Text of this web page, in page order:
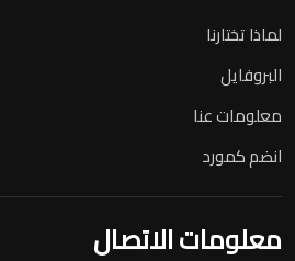
لماذا تختارنا
البروفايل
معلومات عنا
انضم كمورد
معلومات الاتصال